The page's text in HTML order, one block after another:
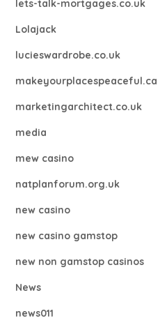
lets-talk-mortgages.co.uk
Lolajack
lucieswardrobe.co.uk
makeyourplacespeaceful.ca
marketingarchitect.co.uk
media
mew casino
natplanforum.org.uk
new casino
new casino gamstop
new non gamstop casinos
News
news011